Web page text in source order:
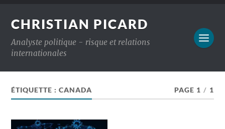
CHRISTIAN PICARD
Analyste politique - risque et relations
internationales
ÉTIQUETTE :CANADA PAGE 1 / 1